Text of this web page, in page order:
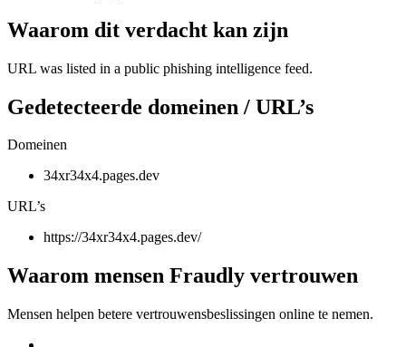
Waarom dit verdacht kan zijn
URL was listed in a public phishing intelligence feed.
Gedetecteerde domeinen / URL’s
Domeinen
34xr34x4.pages.dev
URL’s
https://34xr34x4.pages.dev/
Waarom mensen Fraudly vertrouwen
Mensen helpen betere vertrouwensbeslissingen online te nemen.